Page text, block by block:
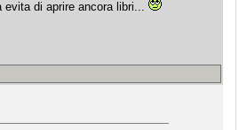
di aprire ancora libri...